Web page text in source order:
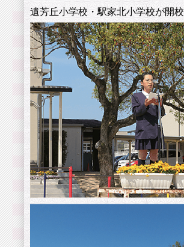
遺芳丘小学校・駅家北小学校が開校